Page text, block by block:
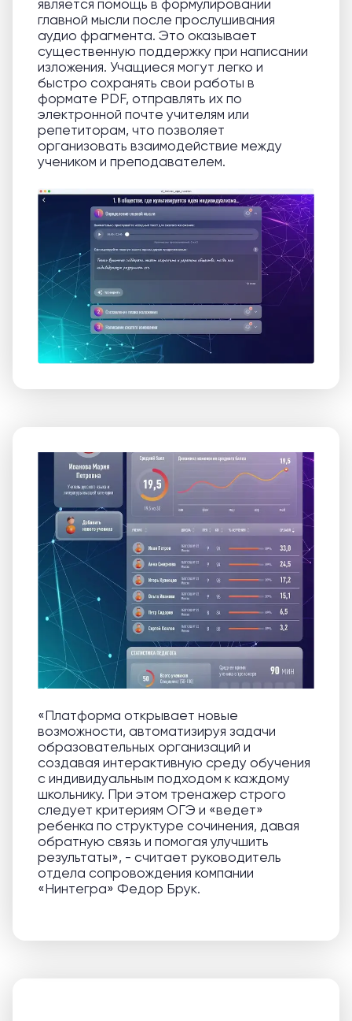
является помощь в формулировании
главной мысли после прослушивания
аудио фрагмента. Это оказывает
существенную поддержку при написании
изложения. Учащиеся могут легко и
быстро сохранять свои работы в
формате PDF, отправлять их по
электронной почте учителям или
репетиторам, что позволяет
организовать взаимодействие между
учеником и преподавателем.
«Платформа открывает новые
возможности, автоматизируя задачи
образовательных организаций и
создавая интерактивную среду обучения
с индивидуальным подходом к каждому
школьнику. При этом тренажер строго
следует критериям ОГЭ и «ведет»
ребенка по структуре сочинения, давая
обратную связь и помогая улучшить
результаты», - считает руководитель
отдела сопровождения компании
«Нинтегра» Федор Брук.